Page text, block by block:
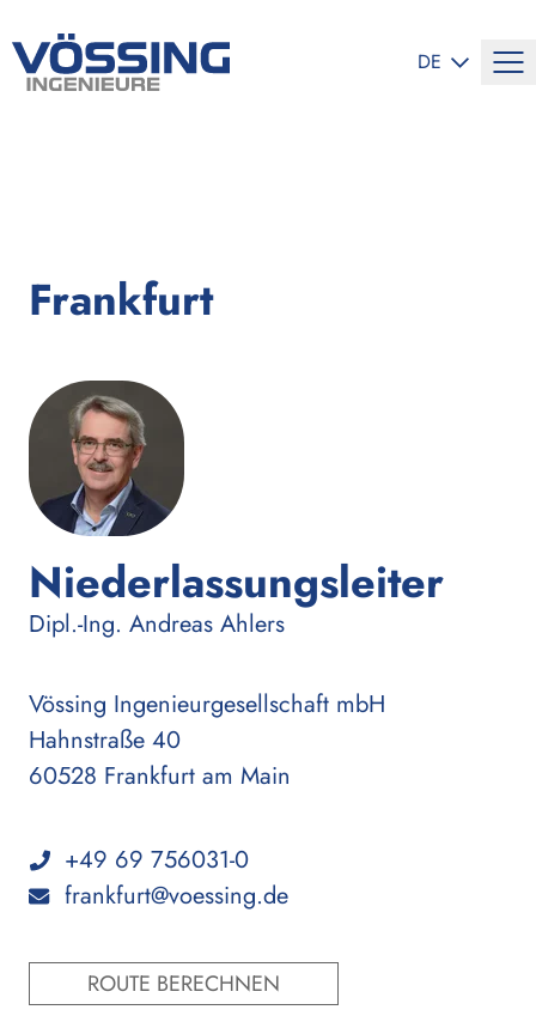
DE
Frankfurt
Niederlassungsleiter:
Dipl.-Ing. Andreas Ahlers
Vössing Ingenieurgesellschaft mbH
Hahnstraße 40
60528 Frankfurt am Main
+49 69 756031-0
frankfurt@voessing.de
ROUTE BERECHNEN